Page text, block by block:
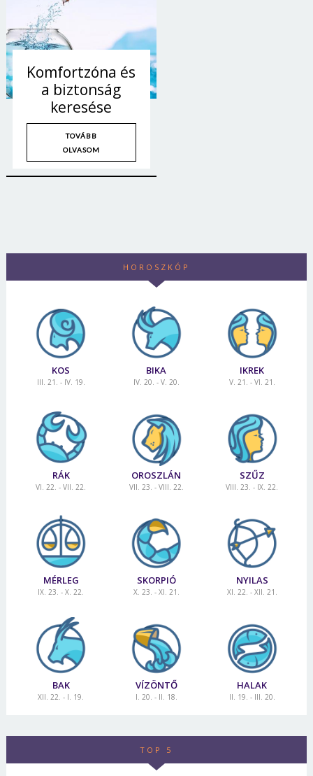
Komfortzóna és
a biztonság
keresése
TOVÁBB
OLVASOM
HOROSZKÓP
KOS
III. 21. - IV. 19.
BIKA
IV. 20. - V. 20.
IKREK
V. 21. - VI. 21.
RÁK
VI. 22. - VII. 22.
OROSZLÁN
VII. 23. - VIII. 22.
SZŰZ
VIII. 23. - IX. 22.
MÉRLEG
IX. 23. - X. 22.
SKORPIÓ
X. 23. - XI. 21.
NYILAS
XI. 22. - XII. 21.
BAK
XII. 22. - I. 19.
VÍZÖNTŐ
I. 20. - II. 18.
HALAK
II. 19. - III. 20.
TOP 5